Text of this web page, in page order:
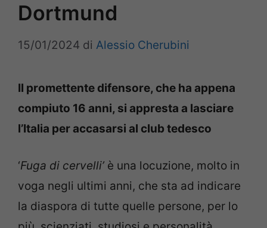
Dortmund
15/01/2024 di Alessio Cherubini
Il promettente difensore, che ha appena
compiuto 16 anni, si appresta a lasciare
l’Italia per accasarsi al club tedesco
‘Fuga di cervelli’ è una locuzione, molto in
voga negli ultimi anni, che sta ad indicare
la diaspora di tutte quelle persone, per lo